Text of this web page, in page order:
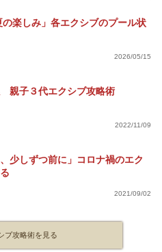
の楽しみ」各エクシブのプール状
2026/05/15
親子３代エクシブ攻略術
2022/11/09
少しずつ前に」コロナ禍のエク
2021/09/02
ブ攻略術を見る